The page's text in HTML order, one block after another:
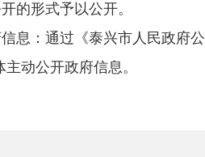
的形式予以公开。
息：通过《泰兴市人民政府公
动公开政府信息。